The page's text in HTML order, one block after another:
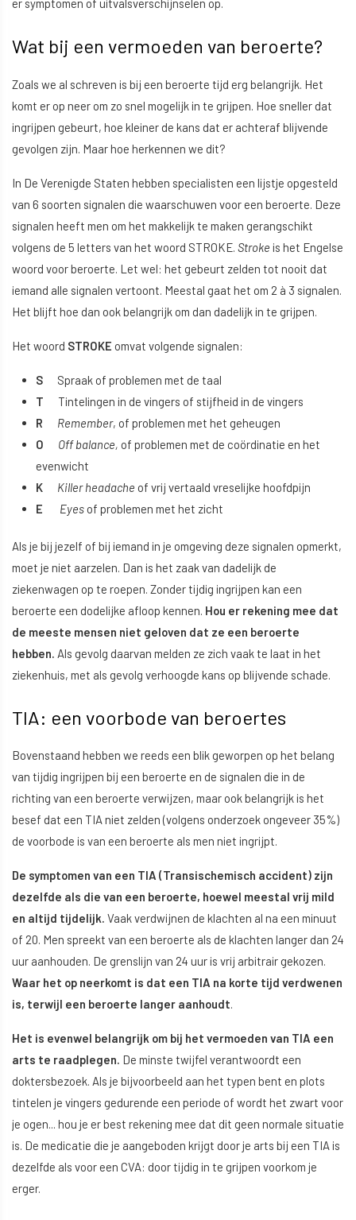
er symptomen of uitvalsverschijnselen op.
Wat bij een vermoeden van beroerte?
Zoals we al schreven is bij een beroerte tijd erg belangrijk. Het
komt er op neer om zo snel mogelijk in te grijpen. Hoe sneller dat
ingrijpen gebeurt, hoe kleiner de kans dat er achteraf blijvende
gevolgen zijn. Maar hoe herkennen we dit?
In De Verenigde Staten hebben specialisten een lijstje opgesteld
van 6 soorten signalen die waarschuwen voor een beroerte. Deze
signalen heeft men om het makkelijk te maken gerangschikt
volgens de 5 letters van het woord STROKE. Stroke is het Engelse
woord voor beroerte. Let wel: het gebeurt zelden tot nooit dat
iemand alle signalen vertoont. Meestal gaat het om 2 à 3 signalen.
Het blijft hoe dan ook belangrijk om dan dadelijk in te grijpen.
Het woord STROKE omvat volgende signalen:
S Spraak of problemen met de taal
T Tintelingen in de vingers of stijfheid in de vingers
R Remember, of problemen met het geheugen
O
Off balance, of problemen met de coördinatie en het
evenwicht
K Killer headache of vrij vertaald vreselijke hoofdpijn
E Eyes of problemen met het zicht
Als je bij jezelf of bij iemand in je omgeving deze signalen opmerkt,
moet je niet aarzelen. Dan is het zaak van dadelijk de
ziekenwagen op te roepen. Zonder tijdig ingrijpen kan een
beroerte een dodelijke afloop kennen. Hou er rekening mee dat
de meeste mensen niet geloven dat ze een beroerte
hebben. Als gevolg daarvan melden ze zich vaak te laat in het
ziekenhuis, met als gevolg verhoogde kans op blijvende schade.
TIA: een voorbode van beroertes
Bovenstaand hebben we reeds een blik geworpen op het belang
van tijdig ingrijpen bij een beroerte en de signalen die in de
richting van een beroerte verwijzen, maar ook belangrijk is het
besef dat een TIA niet zelden (volgens onderzoek ongeveer 35%)
de voorbode is van een beroerte als men niet ingrijpt.
De symptomen van een TIA (Transischemisch accident) zijn
dezelfde als die van een beroerte, hoewel meestal vrij mild
en altijd tijdelijk. Vaak verdwijnen de klachten al na een minuut
of 20. Men spreekt van een beroerte als de klachten langer dan 24
uur aanhouden. De grenslijn van 24 uur is vrij arbitrair gekozen.
Waar het op neerkomt is dat een TIA na korte tijd verdwenen
is, terwijl een beroerte langer aanhoudt.
Het is evenwel belangrijk om bij het vermoeden van TIA een
arts te raadplegen. De minste twijfel verantwoordt een
doktersbezoek. Als je bijvoorbeeld aan het typen bent en plots
tintelen je vingers gedurende een periode of wordt het zwart voor
je ogen... hou je er best rekening mee dat dit geen normale situatie
is. De medicatie die je aangeboden krijgt door je arts bij een TIA is
dezelfde als voor een CVA: door tijdig in te grijpen voorkom je
erger.